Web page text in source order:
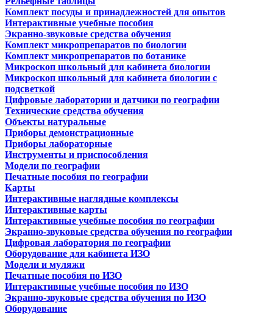
Комплект посуды и принадлежностей для опытов
Интерактивные учебные пособия
Экранно-звуковые средства обучения
Комплект микропрепаратов по биологии
Комплект микропрепаратов по ботанике
Микроскоп школьный для кабинета биологии
Микроскоп школьный для кабинета биологии с
подсветкой
Цифровые лаборатории и датчики по географии
Технические средства обучения
Объекты натуральные
Приборы демонстрационные
Приборы лабораторные
Инструменты и приспособления
Модели по географии
Печатные пособия по географии
Карты
Интерактивные наглядные комплексы
Интерактивные карты
Интерактивные учебные пособия по географии
Экранно-звуковые средства обучения по географии
Цифровая лаборатория по географии
Оборудование для кабинета ИЗО
Модели и муляжи
Печатные пособия по ИЗО
Интерактивные учебные пособия по ИЗО
Экранно-звуковые средства обучения по ИЗО
Оборудование